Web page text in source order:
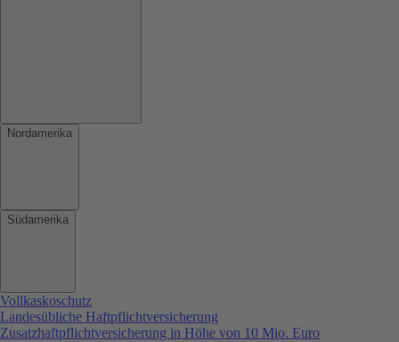
Nordamerika
Südamerika
Vollkaskoschutz
Landesübliche Haftpflichtversicherung
Zusatzhaftpflichtversicherung in Höhe von 10 Mio. Euro